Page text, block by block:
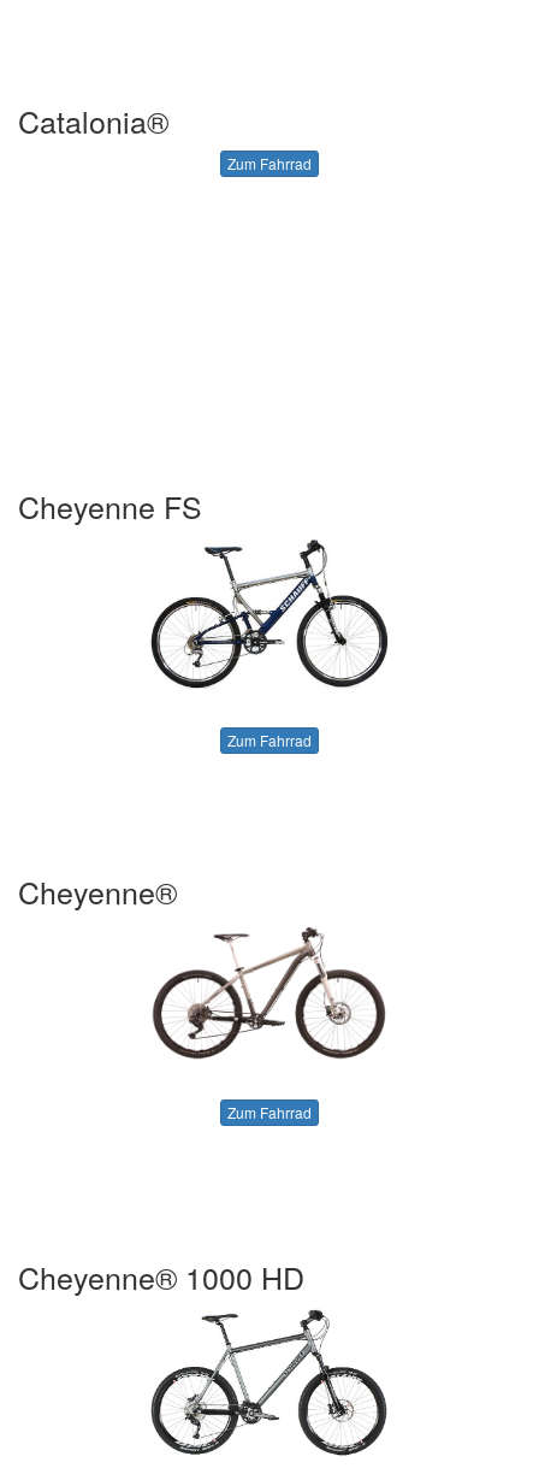
Catalonia®
Zum Fahrrad
Cheyenne FS
Zum Fahrrad
Cheyenne®
Zum Fahrrad
Cheyenne® 1000 HD